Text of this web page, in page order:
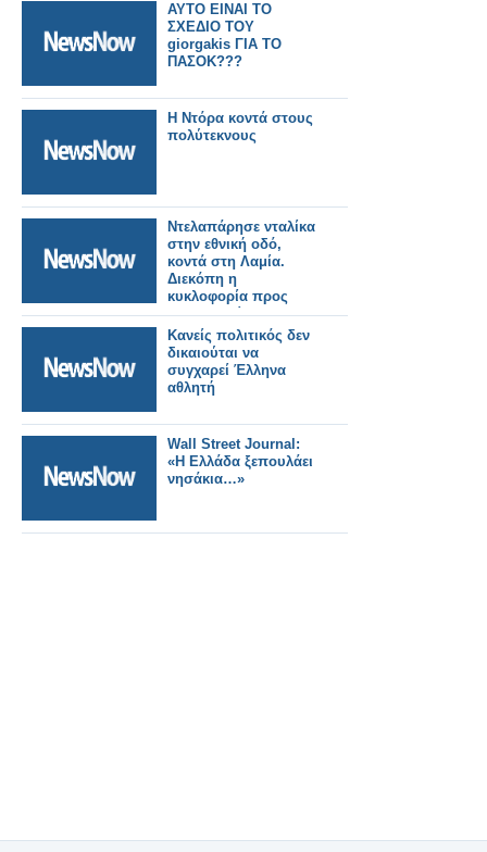
ΑΥΤΟ ΕΙΝΑΙ ΤΟ
ΣΧΕΔΙΟ ΤΟΥ
giorgakis ΓΙΑ ΤΟ
ΠΑΣΟΚ???
Η Ντόρα κοντά στους
πολύτεκνους
Ντελαπάρησε νταλίκα
στην εθνική οδό,
κοντά στη Λαμία.
Διεκόπη η
κυκλοφορία προς
Θεσσαλονίκη
Κανείς πολιτικός δεν
δικαιούται να
συγχαρεί Έλληνα
αθλητή
Wall Street Journal:
«Η Ελλάδα ξεπουλάει
νησάκια…»